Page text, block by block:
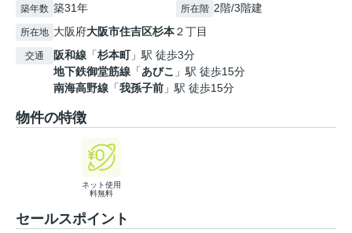
築年数 築31年 所在階 2階/3階建
所在地 大阪府大阪市住吉区杉本２丁目
交通 阪和線 「杉本町」駅 徒歩3分
地下鉄御堂筋線 「あびこ 」駅 徒歩15分
南海高野線 「我孫子前 」駅 徒歩15分
物件の特徴
ネット使用
料無料
セールスポイント